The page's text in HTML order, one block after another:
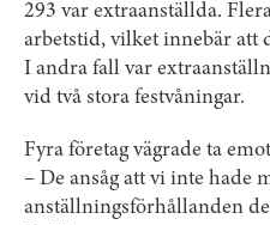
293 var extraanställda.
arbetstid, vilket innebär att
I andra fall var
vid två stora festvåningar.
Fyra företag vägrade ta
– De ansåg att vi inte hade
anställningsförhållanden